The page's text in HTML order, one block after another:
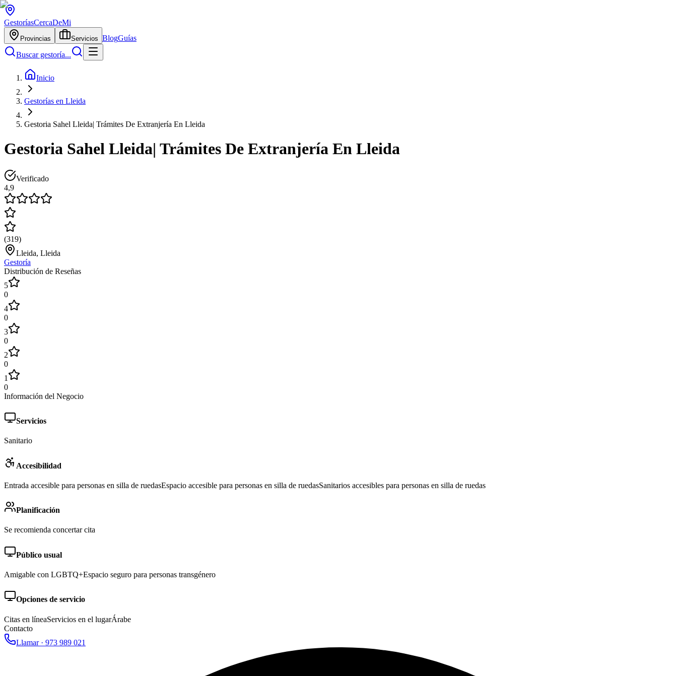
GestoríasCercaDeMi
Provincias Servicios BlogGuías
Buscar gestoría...
Inicio
Gestorías en Lleida
Gestoria Sahel Lleida| Trámites De Extranjería En Lleida
Gestoria Sahel Lleida| Trámites De Extranjería En Lleida
Verificado
4,9
(319)
Lleida, Lleida
Gestoría
Distribución de Reseñas
5
0
4
0
3
0
2
0
1
0
Información del Negocio
Servicios
Sanitario
Accesibilidad
Entrada accesible para personas en silla de ruedasEspacio accesible para personas en silla de ruedasSanitarios accesibles para personas en silla de ruedas
Planificación
Se recomienda concertar cita
Público usual
Amigable con LGBTQ+Espacio seguro para personas transgénero
Opciones de servicio
Citas en líneaServicios en el lugarÁrabe
Contacto
Llamar · 973 989 021